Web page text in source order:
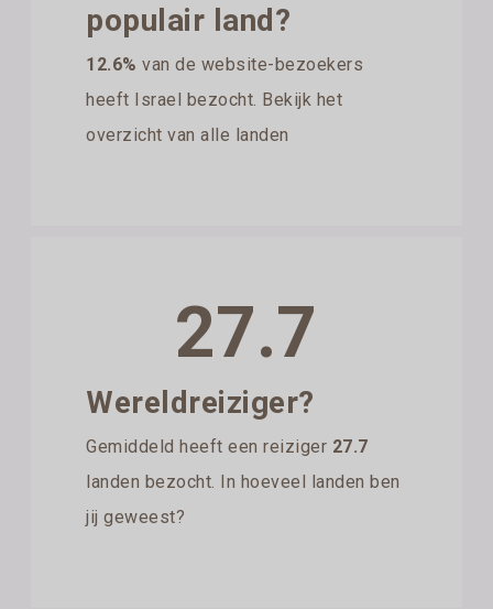
populair land?
12.6% van de website-bezoekers
heeft Israel bezocht. Bekijk het
overzicht van alle landen
27.7
Wereldreiziger?
Gemiddeld heeft een reiziger 27.7
landen bezocht. In hoeveel landen ben
jij geweest?